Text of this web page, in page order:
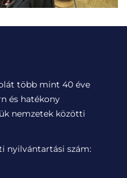
több mint 40 éve
és hatékony
nemzetek közötti
nyilvántartási szám: